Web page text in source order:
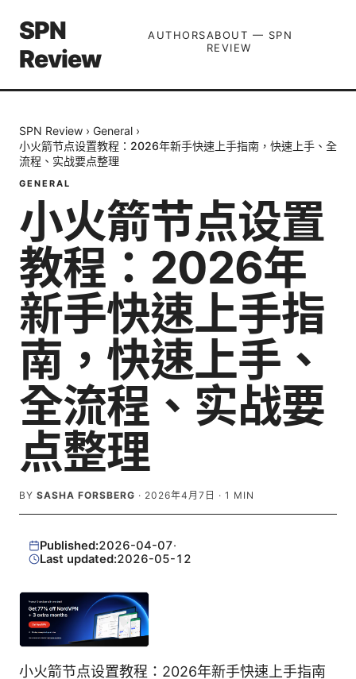
SPN
Review
AUTHORSABOUT — SPN
REVIEW
SPN Review › General ›
小火箭节点设置教程：2026年新手快速上手指南，快速上手、全
流程、实战要点整理
GENERAL
小火箭节点设置
教程：2026年
新手快速上手指
南，快速上手、
全流程、实战要
点整理
BY SASHA FORSBERG · 2026年4月7日 · 1 MIN
Published:2026-04-07·
Last updated:2026-05-12
小火箭节点设置教程：2026年新手快速上手指南